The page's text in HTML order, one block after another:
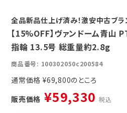
全品新品仕上げ済み！激安中古ブラ
【15%OFF】ヴァンドーム青山
指輪 13.5号 総重量約2.8g
商品番号 100302050c200584
通常価格 ¥69,800
販売価格 ¥59,330 税込